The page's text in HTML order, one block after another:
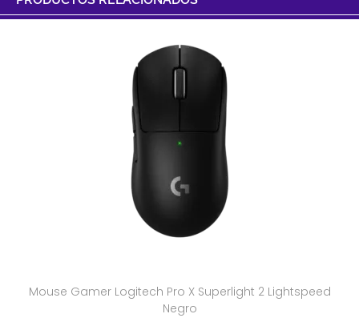
Mouse Gamer Logitech Pro X Superlight 2 Lightspeed
Negro